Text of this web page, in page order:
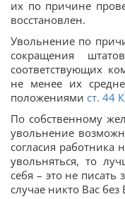
их по причине
восстановлен.
Увольнение по
сокращения
соответствующих
не менее их
положениями ст. 44
По собственному
увольнение
согласия работника
увольняться, то
себя – это не
случае никто Вас